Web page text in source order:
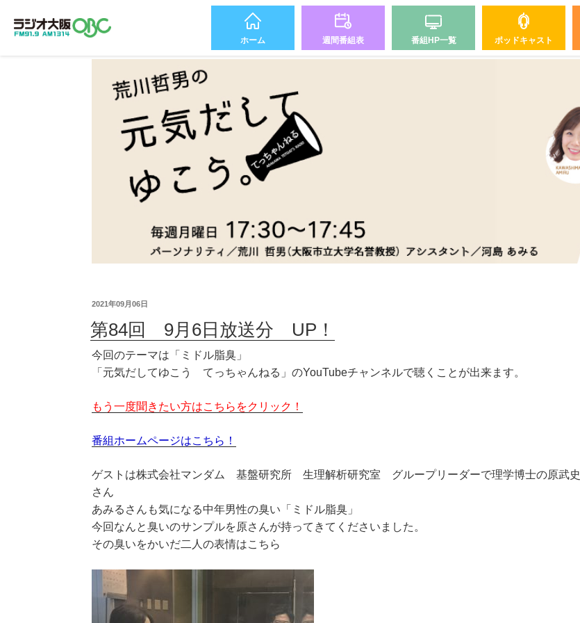
ホーム 週間番組表 番組HP一覧 ポッドキャスト
2021年09月06日
第84回 9月6日放送分 UP！
今回のテーマは「ミドル脂臭」
「元気だしてゆこう てっちゃんねる」のYouTubeチャンネルで聴くことが出来ます。
もう一度聞きたい方はこちらをクリック！
番組ホームページはこちら！
ゲストは株式会社マンダム 基盤研究所 生理解析研究室 グループリーダーで理学博士の原武史
さん
あみるさんも気になる中年男性の臭い「ミドル脂臭」
今回なんと臭いのサンプルを原さんが持ってきてくださいました。
その臭いをかいだ二人の表情はこちら